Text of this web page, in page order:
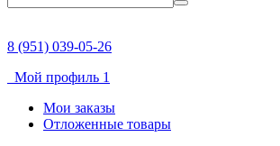
8 (951) 039-05-26
Мой профиль 1
Мои заказы
Отложенные товары